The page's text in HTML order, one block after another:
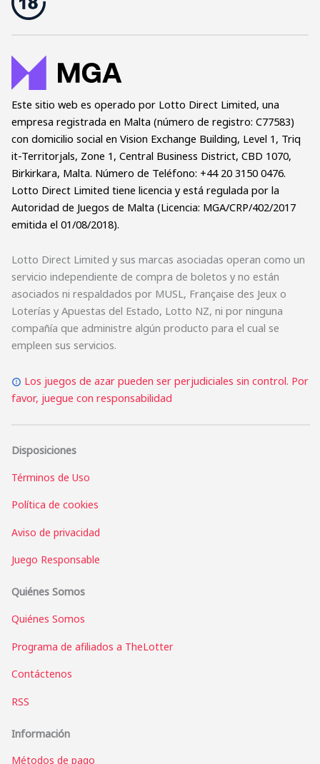
Este sitio web es operado por Lotto Direct Limited, una
empresa registrada en Malta (número de registro: C77583)
con domicilio social en Vision Exchange Building, Level 1, Triq
it-Territorjals, Zone 1, Central Business District, CBD 1070,
Birkirkara, Malta. Número de Teléfono: +44 20 3150 0476.
Lotto Direct Limited tiene licencia y está regulada por la
Autoridad de Juegos de Malta (Licencia: MGA/CRP/402/2017
emitida el 01/08/2018).
Lotto Direct Limited y sus marcas asociadas operan como un
servicio independiente de compra de boletos y no están
asociados ni respaldados por MUSL, Française des Jeux o
Loterías y Apuestas del Estado, Lotto NZ, ni por ninguna
compañía que administre algún producto para el cual se
empleen sus servicios.
Los juegos de azar pueden ser perjudiciales sin control. Por
favor, juegue con responsabilidad
Disposiciones
Términos de Uso
Política de cookies
Aviso de privacidad
Juego Responsable
Quiénes Somos
Quiénes Somos
Programa de afiliados a TheLotter
Contáctenos
RSS
Información
Métodos de pago